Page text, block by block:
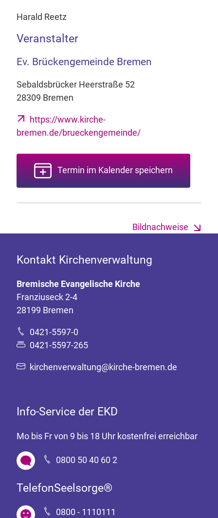
Harald Reetz
Veranstalter
Ev. Brückengemeinde Bremen
Sebaldsbrücker Heerstraße 52
28309 Bremen
https://www.kirche-
bremen.de/brueckengemeinde/
Termin im Kalender speichern
Bildnachweise
Kontakt Kirchenverwaltung
Bremische Evangelische Kirche
Franziuseck 2-4
28199 Bremen
0421-5597-0
0421-5597-265
kirchenverwaltung@kirche-bremen.de
Info-Service der EKD
Mo bis Fr von 9 bis 18 Uhr kostenfrei erreichbar
0800 50 40 60 2
TelefonSeelsorge®
0800 - 1110111